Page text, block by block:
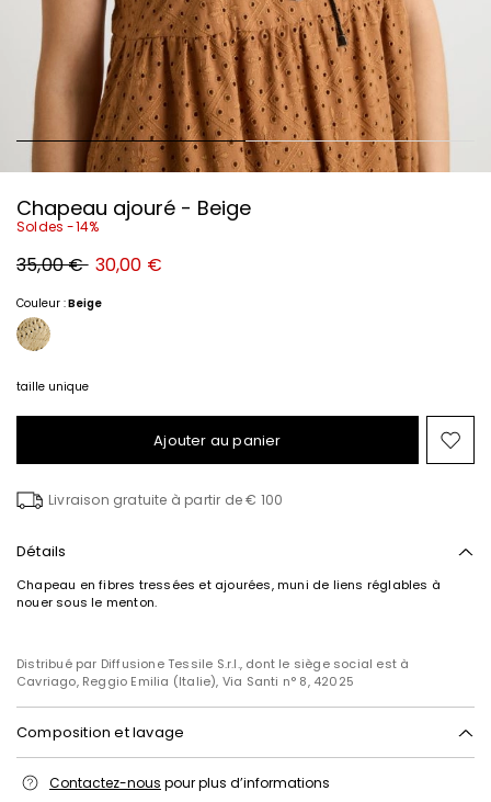
Chapeau ajouré - Beige
Soldes -14%
Prix
original
€
35,00 € Nouveau
prix
€
30,00 €
Couleur :Beige
taille unique
Ajouter au panier
Livraison gratuite à partir de € 100
Détails
Chapeau en fibres tressées et ajourées, muni de liens réglables à
nouer sous le menton.
Distribué par Diffusione Tessile S.r.l., dont le siège social est à
Cavriago, Reggio Emilia (Italie), Via Santi n° 8, 42025
Composition et lavage
interdit; repassage interdit; nettoyage à sec interdit; ne pas nettoyer à
Contactez-nous pour plus d’informations